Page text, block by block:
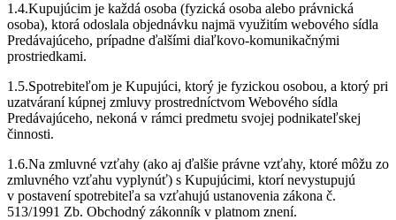
1.4.Kupujúcim je každá osoba (fyzická osoba alebo právnická
osoba), ktorá odoslala objednávku najmä využitím webového sídla
Predávajúceho, prípadne ďalšími diaľkovo-komunikačnými
prostriedkami.
1.5.Spotrebiteľom je Kupujúci, ktorý je fyzickou osobou, a ktorý pri
uzatváraní kúpnej zmluvy prostredníctvom Webového sídla
Predávajúceho, nekoná v rámci predmetu svojej podnikateľskej
činnosti.
1.6.Na zmluvné vzťahy (ako aj ďalšie právne vzťahy, ktoré môžu zo
zmluvného vzťahu vyplynúť) s Kupujúcimi, ktorí nevystupujú
v postavení spotrebiteľa sa vzťahujú ustanovenia zákona č.
513/1991 Zb. Obchodný zákonník v platnom znení.